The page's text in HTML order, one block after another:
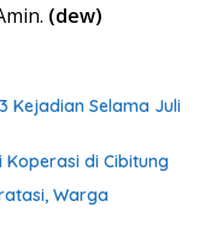
(dew)
Kejadian Selama Juli
Koperasi di Cibitung
Warga